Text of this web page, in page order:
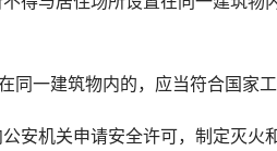
一建筑物内的，应当符合国家工
安机关申请安全许可，制定灭火